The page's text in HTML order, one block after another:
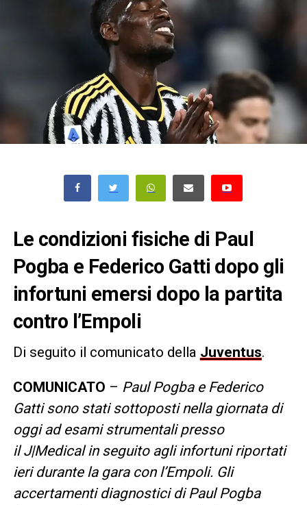
Le condizioni fisiche di Paul
Pogba e Federico Gatti dopo gli
infortuni emersi dopo la partita
contro l’Empoli
Di seguito il comunicato della Juventus.
COMUNICATO – Paul Pogba e Federico
Gatti sono stati sottoposti nella giornata di
oggi ad esami strumentali presso
il J|Medical in seguito agli infortuni riportati
ieri durante la gara con l’Empoli. Gli
accertamenti diagnostici di Paul Pogba